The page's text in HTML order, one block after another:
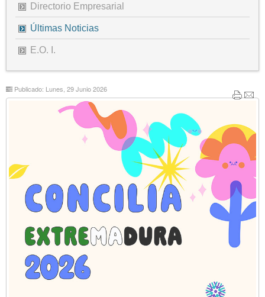
Directorio Empresarial
Últimas Noticias
E.O. I.
Publicado: Lunes, 29 Junio 2026